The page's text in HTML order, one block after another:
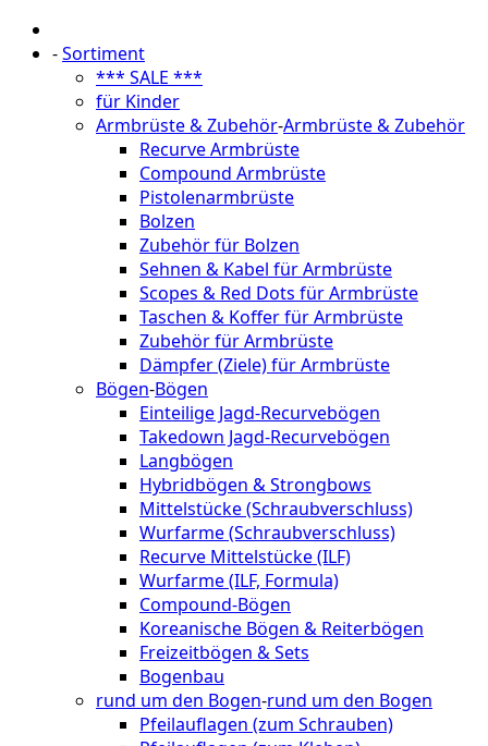
-Sortiment
*** SALE ***
für Kinder
Armbrüste & Zubehör-Armbrüste & Zubehör
Recurve Armbrüste
Compound Armbrüste
Pistolenarmbrüste
Bolzen
Zubehör für Bolzen
Sehnen & Kabel für Armbrüste
Scopes & Red Dots für Armbrüste
Taschen & Koffer für Armbrüste
Zubehör für Armbrüste
Dämpfer (Ziele) für Armbrüste
Bögen-Bögen
Einteilige Jagd-Recurvebögen
Takedown Jagd-Recurvebögen
Langbögen
Hybridbögen & Strongbows
Mittelstücke (Schraubverschluss)
Wurfarme (Schraubverschluss)
Recurve Mittelstücke (ILF)
Wurfarme (ILF, Formula)
Compound-Bögen
Koreanische Bögen & Reiterbögen
Freizeitbögen & Sets
Bogenbau
rund um den Bogen-rund um den Bogen
Pfeilauflagen (zum Schrauben)